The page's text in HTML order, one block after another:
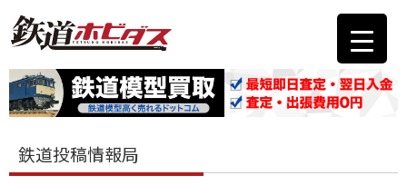
鉄道投稿情報局